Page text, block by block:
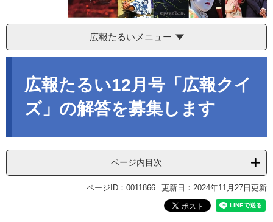
広報たるいメニュー
広報たるい12月号「広報クイ
ズ」の解答を募集します
ページ内目次
ページID：0011866 更新日：2024年11月27日更新